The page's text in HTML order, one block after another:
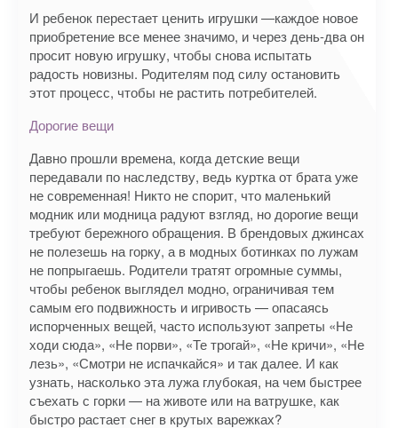
И ребенок перестает ценить игрушки —каждое новое
приобретение все менее значимо, и через день-два он
просит новую игрушку, чтобы снова испытать
радость новизны. Родителям под силу остановить
этот процесс, чтобы не растить потребителей.
Дорогие вещи
Давно прошли времена, когда детские вещи
передавали по наследству, ведь куртка от брата уже
не современная! Никто не спорит, что маленький
модник или модница радуют взгляд, но дорогие вещи
требуют бережного обращения. В брендовых джинсах
не полезешь на горку, а в модных ботинках по лужам
не попрыгаешь. Родители тратят огромные суммы,
чтобы ребенок выглядел модно, ограничивая тем
самым его подвижность и игривость — опасаясь
испорченных вещей, часто используют запреты «Не
ходи сюда», «Не порви», «Те трогай», «Не кричи», «Не
лезь», «Смотри не испачкайся» и так далее. И как
узнать, насколько эта лужа глубокая, на чем быстрее
съехать с горки — на животе или на ватрушке, как
быстро растает снег в крутых варежках?